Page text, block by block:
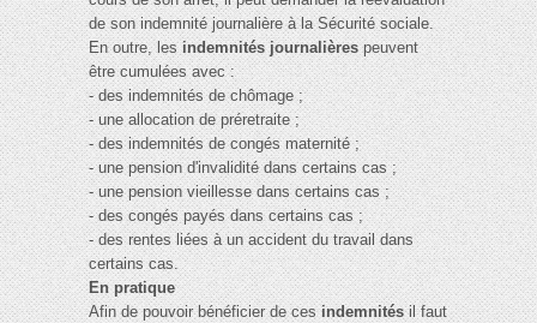
de son indemnité journalière à la Sécurité sociale.
En outre, les indemnités journalièrespeuvent
être cumulées avec :
- des indemnités de chômage ;
- une allocation de préretraite ;
- des indemnités de congés maternité ;
- une pension d'invalidité dans certains cas ;
- une pension vieillesse dans certains cas ;
- des congés payés dans certains cas ;
- des rentes liées à un accident du travail dans
certains cas.
En pratique
Afin de pouvoir bénéficier de cesindemnitésil faut